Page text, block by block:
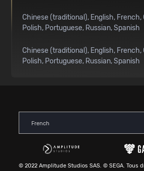
Chinese (traditional) English French
Polish Portuguese Russian Spanish
Chinese (traditional) English French
Polish Portuguese Russian Spanish
French
© 2022 Amplitude Studios SAS. © SEGA. Tous